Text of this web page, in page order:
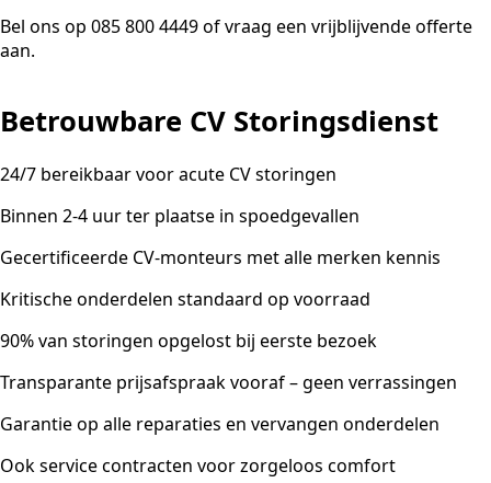
Bel ons op 085 800 4449 of vraag een vrijblijvende offerte
aan.
Betrouwbare CV Storingsdienst
24/7 bereikbaar voor acute CV storingen
Binnen 2-4 uur ter plaatse in spoedgevallen
Gecertificeerde CV-monteurs met alle merken kennis
Kritische onderdelen standaard op voorraad
90% van storingen opgelost bij eerste bezoek
Transparante prijsafspraak vooraf – geen verrassingen
Garantie op alle reparaties en vervangen onderdelen
Ook service contracten voor zorgeloos comfort